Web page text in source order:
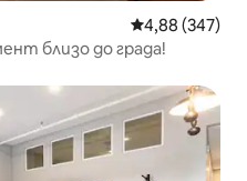
Средна
4,88 (347)
близо до града!